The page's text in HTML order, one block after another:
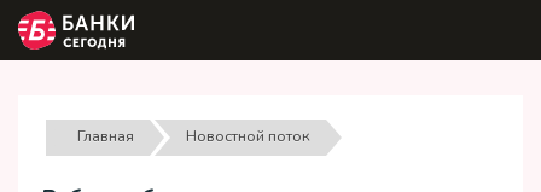
Главная Новостной поток